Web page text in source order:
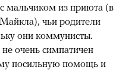
с мальчиком из приюта (в
чьи родители
они коммунисты.
очень симпатичен
посильную помощь и